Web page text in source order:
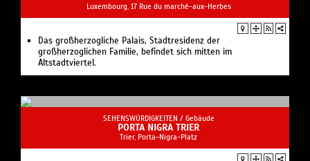
Luxembourg, 17 Rue du marché-aux-Herbes
Das großherzogliche Palais, Stadtresidenz der
großherzoglichen Familie, befindet sich mitten im
Altstadtviertel.
SEHENSWÜRDIGKEITEN / Gebäude
PORTA NIGRA TRIER
Trier, Porta-Nigra-Platz